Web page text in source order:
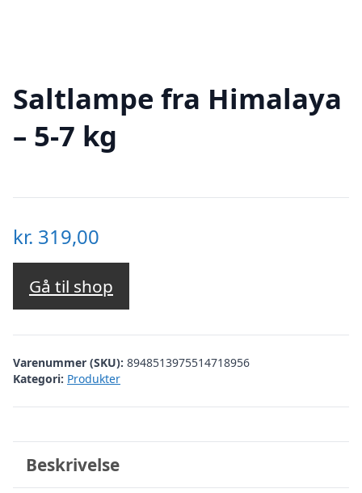
Saltlampe fra Himalaya
– 5-7 kg
kr. 319,00
Gå til shop
Varenummer (SKU): 8948513975514718956
Kategori: Produkter
Beskrivelse